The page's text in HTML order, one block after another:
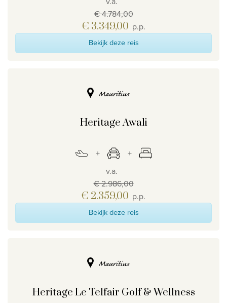
€ 4.784,00
€ 3.349,00 p.p.
Bekijk deze reis
Mauritius
Heritage Awali
v.a.
€ 2.986,00
€ 2.359,00 p.p.
Bekijk deze reis
Mauritius
Heritage Le Telfair Golf & Wellness